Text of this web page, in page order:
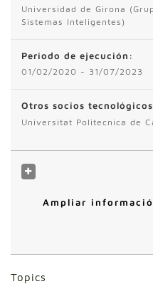
Universidad de Girona
Sistemas Inteligentes)
Periodo de ejecución:
01/02/2020 - 31/07/2023
Otros socios
Universitat Politecnica de
Ampliar
Topics